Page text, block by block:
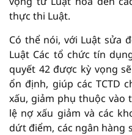
thực thi Luật.
Có thể nói, với Luật sửa
Luật Các tổ chức tín
quyết 42 được kỳ vọng
ổn định, giúp các TCTD
xấu, giảm phụ thuộc vào
lệ nợ xấu giảm và các
dứt điểm, các ngân hàng